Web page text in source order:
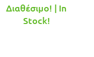
was:
τρέχουσα
Διαθέσιμο! | In
Stock!